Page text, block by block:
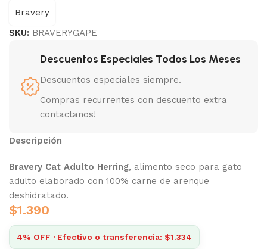
Bravery
SKU: BRAVERYGAPE
Descuentos Especiales Todos Los Meses
Descuentos especiales siempre.
Compras recurrentes con descuento extra
contactanos!
Descripción
Bravery Cat Adulto Herring, alimento seco para gato
adulto elaborado con 100% carne de arenque
deshidratado.
$1.390
4% OFF · Efectivo o transferencia: $1.334